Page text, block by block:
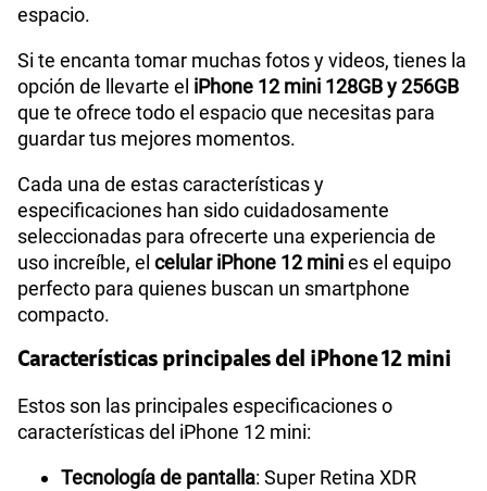
espacio.
Si te encanta tomar muchas fotos y videos, tienes la
opción de llevarte el iPhone 12 mini 128GB y 256GB
que te ofrece todo el espacio que necesitas para
guardar tus mejores momentos.
Cada una de estas características y
especificaciones han sido cuidadosamente
seleccionadas para ofrecerte una experiencia de
uso increíble, el celular iPhone 12 minies el equipo
perfecto para quienes buscan un smartphone
compacto.
Características principales del iPhone 12 mini
Estos son las principales especificaciones o
características del iPhone 12 mini:
Tecnología de pantalla: Super Retina XDR